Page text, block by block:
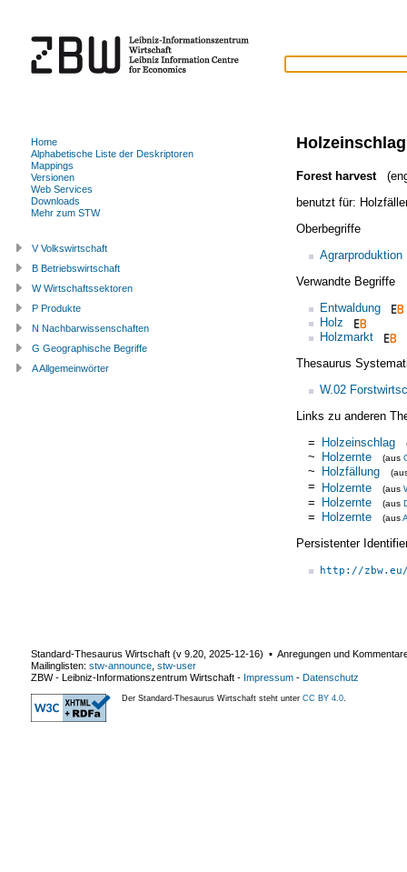
Holzeinschlag
Forest harvest
benutzt für:
Oberbegriffe
Agrarproduktion
Verwandte Begriffe
Entwaldung
Holz
Holzmarkt
Thesaurus
W.02
Links zu anderen
= Holzeinschlag
~ Holzernte (aus
~ Holzfällung
= Holzernte (aus
= Holzernte (aus
= Holzernte (aus
Persistenter
http://
Home
Alphabetische Liste der Deskriptoren
Mappings
Versionen
Web Services
Downloads
Mehr zum STW
V Volkswirtschaft
B Betriebswirtschaft
W Wirtschaftssektoren
P Produkte
N Nachbarwissenschaften
G Geographische Begriffe
A Allgemeinwörter
Standard-Thesaurus Wirtschaft (v 9.20 2025-12-16) ▪ Anregungen und
Mailinglisten: stw-announce stw-user
ZBW - Leibniz-Informationszentrum Wirtschaft - Impressum - Datenschutz
Der Standard-Thesaurus Wirtschaft steht unter CC BY 4.0